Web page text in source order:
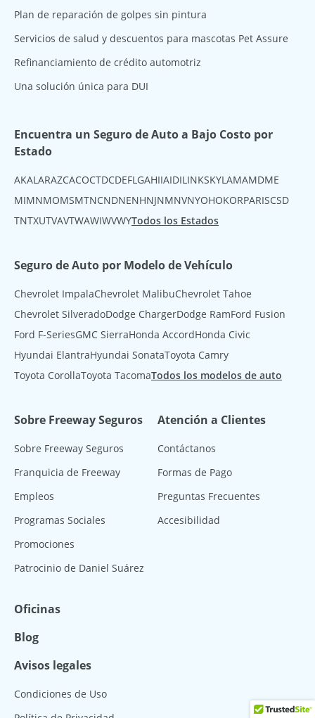
Plan de reparación de golpes sin pintura
Servicios de salud y descuentos para mascotas Pet Assure
Refinanciamiento de crédito automotriz
Una solución única para DUI
Encuentra un Seguro de Auto a Bajo Costo por
Estado
AKALARAZCACOCTDCDEFLGAHIIAIDILINKSKYLAMAMDME
MIMNMOMSMTNCNDNENHNJNMNVNYOHOKORPARISCSD
TNTXUTVAVTWAWIWVWYTodos los Estados
Seguro de Auto por Modelo de Vehículo
Chevrolet ImpalaChevrolet MalibuChevrolet Tahoe
Chevrolet SilveradoDodge ChargerDodge RamFord Fusion
Ford F-SeriesGMC SierraHonda AccordHonda Civic
Hyundai ElantraHyundai SonataToyota Camry
Toyota CorollaToyota TacomaTodos los modelos de auto
Sobre Freeway Seguros
Sobre Freeway Seguros
Franquicia de Freeway
Empleos
Programas Sociales
Promociones
Patrocinio de Daniel Suárez
Atención a Clientes
Contáctanos
Formas de Pago
Preguntas Frecuentes
Accesibilidad
Oficinas
Blog
Avisos legales
Condiciones de Uso